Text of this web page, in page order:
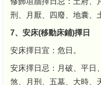
刑、月厭、四廢、地囊、
7、安床(移動床鋪)擇日
安床擇日宜：危日。
安床擇日忌：月破、平日
煞、月刑、五墓、大時、